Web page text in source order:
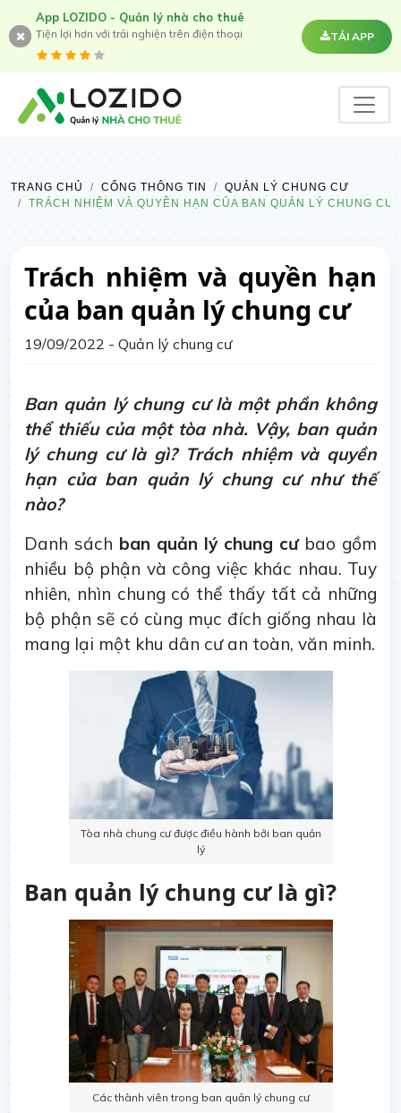
App LOZIDO - Quản lý nhà cho thuê
Tiện lợi hơn với trải nghiện trên điện thoại TẢI APP
TRANG CHỦ CỔNG THÔNG TIN
QUẢN LÝ CHUNG CƯ
TRÁCH NHIỆM VÀ QUYỀN HẠN CỦA BAN QUẢN LÝ CHUNG CƯ
Trách nhiệm và quyền hạn
của ban quản lý chung cư
19/09/2022 - Quản lý chung cư
Ban quản lý chung cư là một phần không
thể thiếu của một tòa nhà. Vậy, ban quản
lý chung cư là gì? Trách nhiệm và quyền
hạn của ban quản lý chung cư như thế
nào?
Danh sách ban quản lý chung cưbao gồm
nhiều bộ phận và công việc khác nhau. Tuy
nhiên, nhìn chung có thể thấy tất cả những
bộ phận sẽ có cùng mục đích giống nhau là
mang lại một khu dân cư an toàn, văn minh.
Tòa nhà chung cư được điều hành bởi ban quản
lý
Ban quản lý chung cư là gì?
Các thành viên trong ban quản lý chung cư